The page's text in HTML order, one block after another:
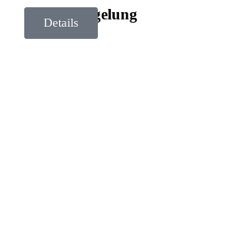
Pumpenregelung
Details